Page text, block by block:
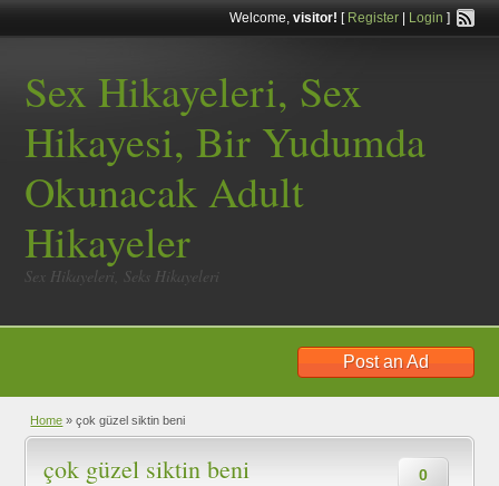
Welcome, visitor! [ Register| Login ]
Sex Hikayeleri, Sex
Hikayesi, Bir Yudumda
Okunacak Adult
Hikayeler
Sex Hikayeleri, Seks Hikayeleri
Post an Ad
Home » çok güzel siktin beni
0
çok güzel siktin beni